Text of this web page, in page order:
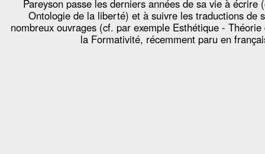
Pareyson passe les derniers années de sa vie à écrire
Ontologie de la liberté) et à suivre les traductions de
nombreux ouvrages (cf. par exemple Esthétique - Théorie
la Formativité, récemment paru en